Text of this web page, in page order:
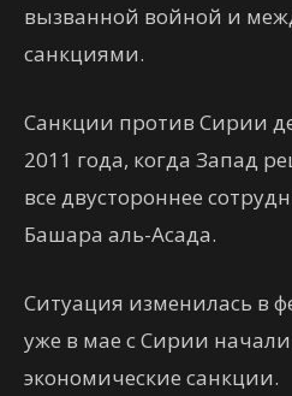
вызванной войной и
санкциями.
Санкции против Сирии
2011 года, когда Запад
все двустороннее
Башара аль-Асада.
Ситуация изменилась в
уже в мае с Сирии
экономические санкции.